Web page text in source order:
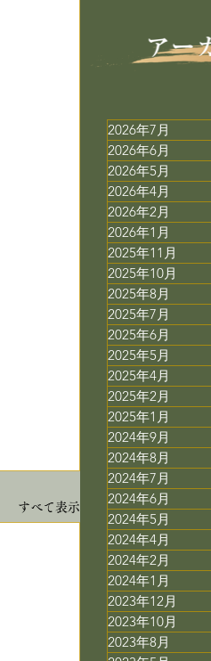
すべて表示
2026年7月
2026年6月
2026年5月
2026年4月
2026年2月
2026年1月
2025年11月
2025年10月
2025年8月
2025年7月
2025年6月
2025年5月
2025年4月
2025年2月
2025年1月
2024年9月
2024年8月
2024年7月
2024年6月
2024年5月
2024年4月
2024年2月
2024年1月
2023年12月
2023年10月
2023年8月